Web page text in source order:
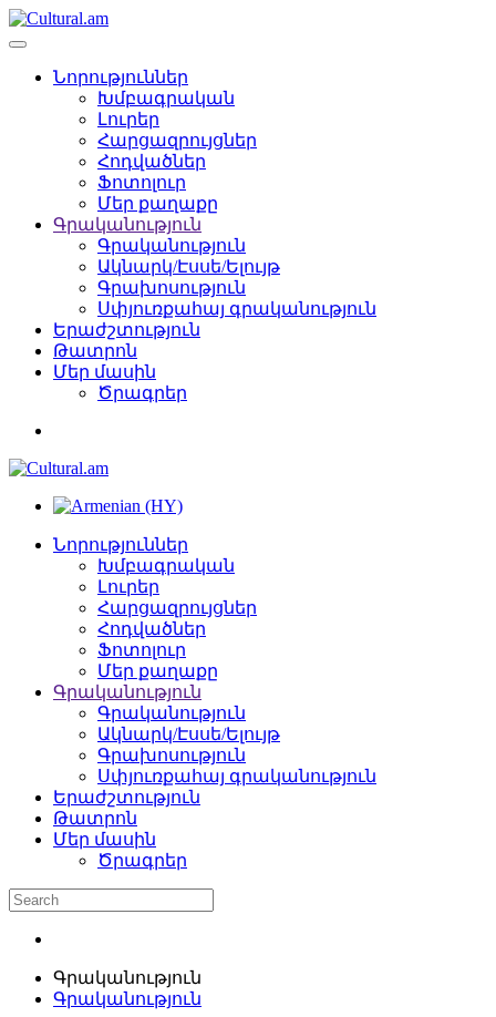
Նորություններ
Խմբագրական
Լուրեր
Հարցազրույցներ
Հոդվածներ
Ֆոտոլուր
Մեր քաղաքը
Գրականություն
Գրականություն
Ակնարկ/Էսսե/Ելույթ
Գրախոսություն
Սփյուռքահայ գրականություն
Երաժշտություն
Թատրոն
Մեր մասին
Ծրագրեր
Նորություններ
Խմբագրական
Լուրեր
Հարցազրույցներ
Հոդվածներ
Ֆոտոլուր
Մեր քաղաքը
Գրականություն
Գրականություն
Ակնարկ/Էսսե/Ելույթ
Գրախոսություն
Սփյուռքահայ գրականություն
Երաժշտություն
Թատրոն
Մեր մասին
Ծրագրեր
Գրականություն
Գրականություն